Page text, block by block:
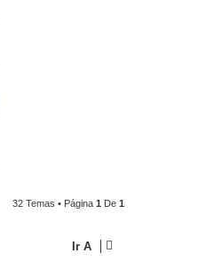
32 Temas • Página 1 De 1
Ir A